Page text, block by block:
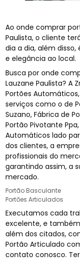
Ao onde comprar
Paulista, o cliente
dia a dia, além
e elegância ao local.
Busca por onde
Lauzane Paulista? A
Portões
serviços como o de
Suzano, Fábrica de
Portão Pivotante
Automáticos lado
dos clientes, a
profissionais do
garantindo assim, a
mercado.
Portão Basculante
Portões Articulados
Executamos cada
excelente, e
além dos citados,
Portão Articulado
contato conosco.